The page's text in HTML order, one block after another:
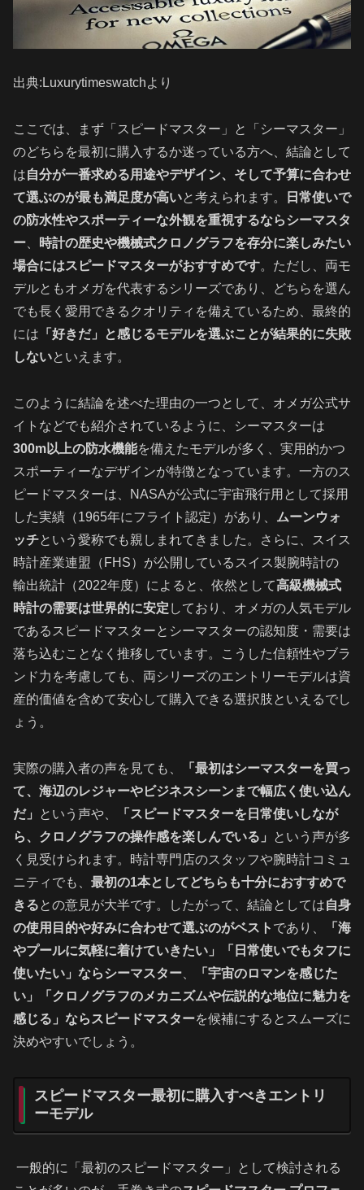
出典:Luxurytimeswatchより
ここでは、まず「スピードマスター」と「シーマスター」
のどちらを最初に購入するか迷っている方へ、結論として
は自分が一番求める用途やデザイン、そして予算に合わせ
て選ぶのが最も満足度が高いと考えられます。
日常使いで
の防水性やスポーティーな外観を重視するならシーマスタ
ー
時計の歴史や機械式クロノグラフを存分に楽しみたい
場合にはスピードマスターがおすすめです。ただし、両モ
デルともオメガを代表するシリーズであり、どちらを選ん
でも長く愛用できるクオリティを備えているため、最終的
には 「好きだ」と感じるモデルを選ぶことが結果的に失敗
しないといえます。
このように結論を述べた理由の一つとして、オメガ公式サ
イトなどでも紹介されているように、シーマスターは
300m以上の防水機能を備えたモデルが多く、実用的かつ
スポーティーなデザインが特徴となっています。一方のス
ピードマスターは、NASAが公式に宇宙飛行用として採用
した実績（1965年にフライト認定）があり、 ムーンウォ
ッチという愛称でも親しまれてきました。さらに、スイス
時計産業連盟（FHS）が公開しているスイス製腕時計の
輸出統計（2022年度）によると、依然として高級機械式
時計の需要は世界的に安定 しており、オメガの人気モデル
であるスピードマスターとシーマスターの認知度・需要は
落ち込むことなく推移しています。こうした信頼性やブラ
ンド力を考慮しても、両シリーズのエントリーモデルは資
産的価値を含めて安心して購入できる選択肢といえるでし
ょう。
実際の購入者の声を見ても、
「最初はシーマスターを買っ
て、海辺のレジャーやビジネスシーンまで幅広く使い込ん
だ」
という声や、
「スピードマスターを日常使いしなが
ら、クロノグラフの操作感を楽しんでいる」
という声が多
く見受けられます。時計専門店のスタッフや腕時計コミュ
ニティでも、 最初の1本としてどちらも十分におすすめで
きるとの意見が大半です。したがって、結論としては自身
の使用目的や好みに合わせて選ぶのがベスト であり、
「海
やプールに気軽に着けていきたい」「日常使いでもタフに
使いたい」ならシーマスター
「宇宙のロマンを感じた
い」「クロノグラフのメカニズムや伝説的な地位に魅力を
感じる」ならスピードマスターを候補にするとスムーズに
決めやすいでしょう。
スピードマスター最初に購入すべきエントリ
ーモデル
一般的に「最初のスピードマスター」として検討される